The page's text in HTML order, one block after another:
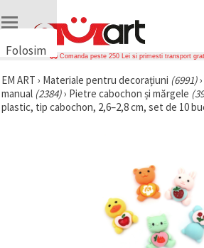
Folosim
uri
🍪 Folosim
cookie-uri
Comanda peste 250 Lei si primesti transport
EM ART › Materiale pentru decorațiuni (6991)›
manual (2384)› Pietre cabochon și mărgele
plastic, tip cabochon, 2,6–2,8 cm, set de 10